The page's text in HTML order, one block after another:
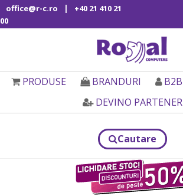
office@r-c.ro |
+40 21 410 21
00
PRODUSE BRANDURI B2B
DEVINO PARTENER
Cautare